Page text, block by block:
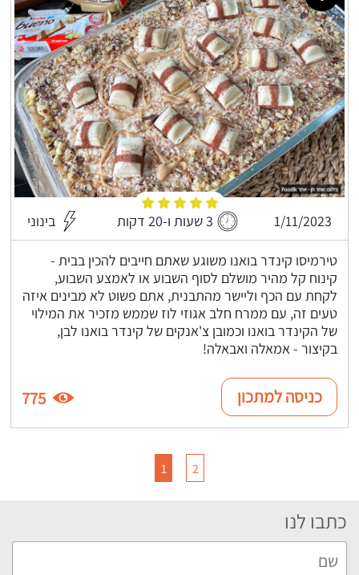
1/11/2023 3 שעות ו-20 דקות בינוני
טירמיסו קינדר בואנו משוגע שאתם חייבים להכין בבית -
קינוח קל מהיר מושלם לסוף השבוע או לאמצע השבוע,
לקחת עם הכף וליישר מהתבנית, אתם פשוט לא מבינים איזה
טעים זה, עם ממרח חלב אגוזי לוז שממש מזכיר את המילוי
של הקינדר בואנו וכמובן צ'אנקים של קינדר בואנו לבן,
בקיצור - אמאלה ואבאלה!
כניסה למתכון 775
1 2
כתבו לנו